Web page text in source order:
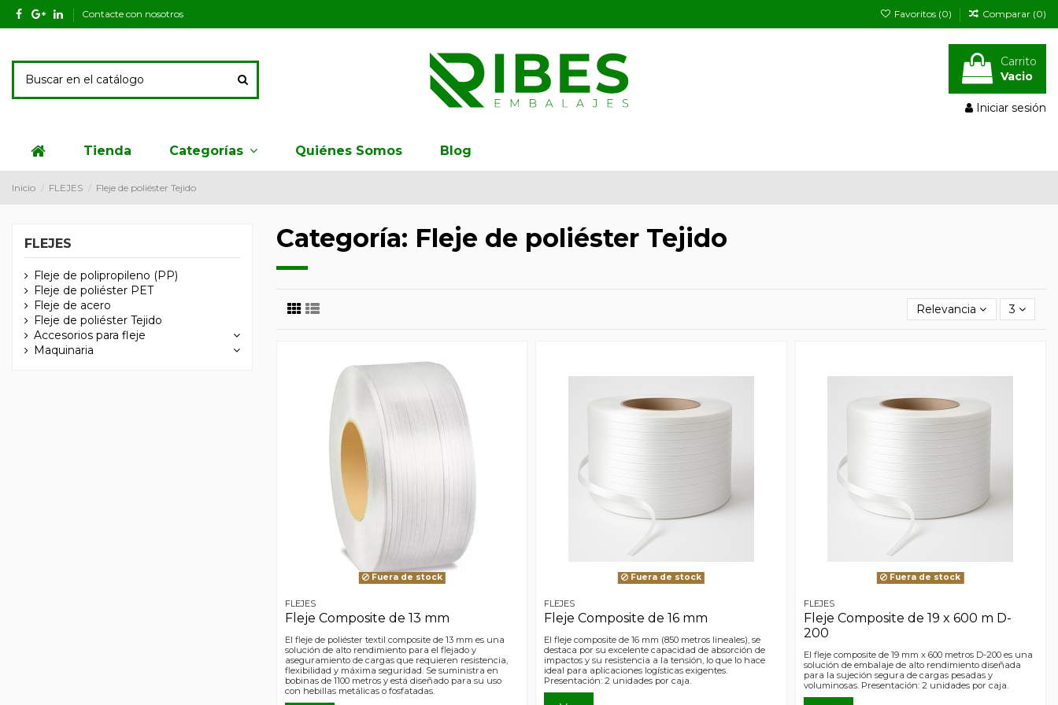
Contacte con nosotros Favoritos (0) Comparar (0)
Carrito
Vacio
Iniciar sesión
Tienda Categorías Quiénes Somos Blog
Inicio FLEJES Fleje de poliéster Tejido
Categoría: Fleje de poliéster Tejido
Relevancia 3
Fuera de stock
FLEJES
Fleje Composite de 13 mm
El fleje de poliéster textil composite de 13 mm es una
solución de alto rendimiento para el flejado y
aseguramiento de cargas que requieren resistencia,
flexibilidad y máxima seguridad. Se suministra en
bobinas de 1100 metros y está diseñado para su uso
con hebillas metálicas o fosfatadas.
Fuera de stock
FLEJES
Fleje Composite de 16 mm
El fleje composite de 16 mm (850 metros lineales), se
destaca por su excelente capacidad de absorción de
impactos y su resistencia a la tensión, lo que lo hace
ideal para aplicaciones logísticas exigentes.
Presentación: 2 unidades por caja.
Fuera de stock
FLEJES
Fleje Composite de 19 x 600 m D-
200
El fleje composite de 19 mm x 600 metros D-200 es una
solución de embalaje de alto rendimiento diseñada
para la sujeción segura de cargas pesadas y
voluminosas. Presentación: 2 unidades por caja.
FLEJES
Fleje de polipropileno (PP)
Fleje de poliéster PET
Fleje de acero
Fleje de poliéster Tejido
Accesorios para fleje
Maquinaria